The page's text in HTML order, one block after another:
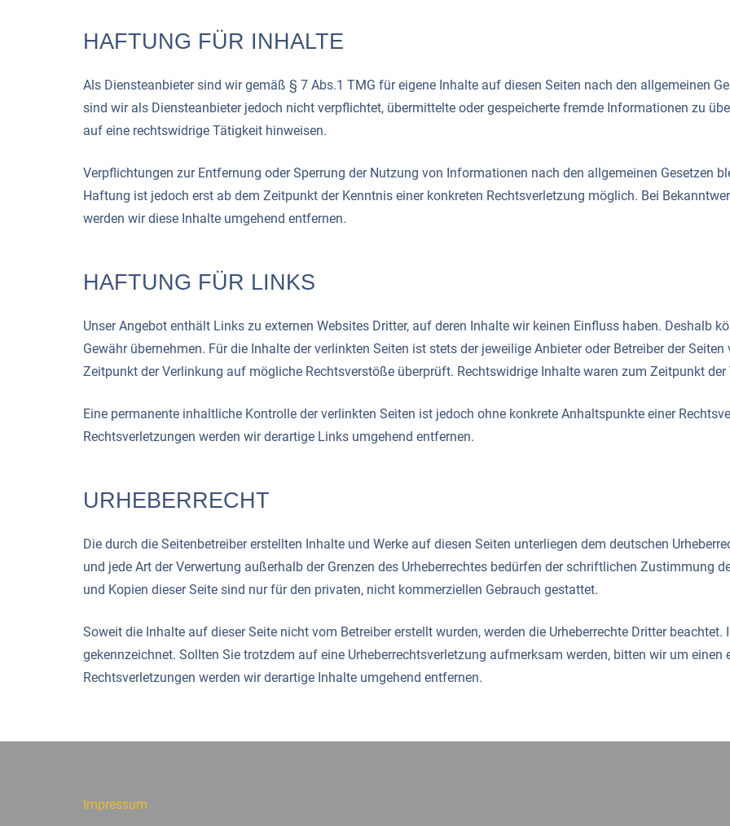
HAFTUNG FÜR INHALTE
Als Diensteanbieter sind wir gemäß § 7 Abs.1 TMG für eigene Inhalte auf diesen Seiten nach den allgemeinen
sind wir als Diensteanbieter jedoch nicht verpflichtet, übermittelte oder gespeicherte fremde Informationen zu
auf eine rechtswidrige Tätigkeit hinweisen.
Verpflichtungen zur Entfernung oder Sperrung der Nutzung von Informationen nach den allgemeinen Gesetzen
Haftung ist jedoch erst ab dem Zeitpunkt der Kenntnis einer konkreten Rechtsverletzung möglich. Bei
werden wir diese Inhalte umgehend entfernen.
HAFTUNG FÜR LINKS
Unser Angebot enthält Links zu externen Websites Dritter, auf deren Inhalte wir keinen Einfluss haben. Deshalb
Gewähr übernehmen. Für die Inhalte der verlinkten Seiten ist stets der jeweilige Anbieter oder Betreiber der
Zeitpunkt der Verlinkung auf mögliche Rechtsverstöße überprüft. Rechtswidrige Inhalte waren zum Zeitpunkt
Eine permanente inhaltliche Kontrolle der verlinkten Seiten ist jedoch ohne konkrete Anhaltspunkte einer
Rechtsverletzungen werden wir derartige Links umgehend entfernen.
URHEBERRECHT
Die durch die Seitenbetreiber erstellten Inhalte und Werke auf diesen Seiten unterliegen dem deutschen
und jede Art der Verwertung außerhalb der Grenzen des Urheberrechtes bedürfen der schriftlichen Zustimmung
und Kopien dieser Seite sind nur für den privaten, nicht kommerziellen Gebrauch gestattet.
Soweit die Inhalte auf dieser Seite nicht vom Betreiber erstellt wurden, werden die Urheberrechte Dritter
gekennzeichnet. Sollten Sie trotzdem auf eine Urheberrechtsverletzung aufmerksam werden, bitten wir um
Rechtsverletzungen werden wir derartige Inhalte umgehend entfernen.
Impressum